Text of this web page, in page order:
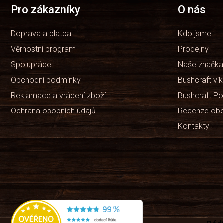
Pro zákazníky
Doprava a platba
Věrnostní program
Spolupráce
Obchodní podmínky
Reklamace a vrácení zboží
Ochrana osobních údajů
O nás
Kdo jsme
Prodejny
Naše
Bushcraft
Bushcraft
Recenze
Kontakty